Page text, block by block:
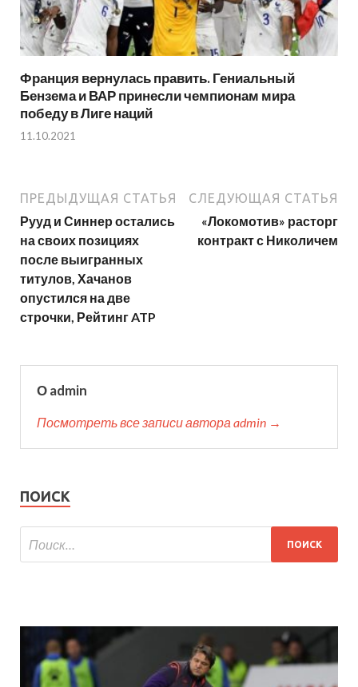
Франция вернулась править. Гениальный
Бензема и ВАР принесли чемпионам мира
победу в Лиге наций
11.10.2021
ПРЕДЫДУЩАЯ СТАТЬЯ
Рууд и Синнер остались
на своих позициях
после выигранных
титулов, Хачанов
опустился на две
строчки, Рейтинг ATP
СЛЕДУЮЩАЯ СТАТЬЯ
«Локомотив» расторг
контракт с Николичем
О admin
Посмотреть все записи автора admin →
ПОИСК